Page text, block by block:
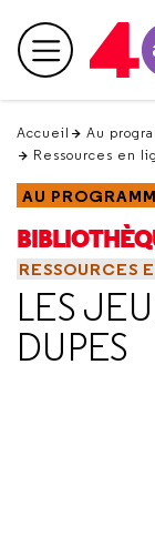
en
haut Menu
Accueil Au
Ressources en
AU
RESSOURCES
LES
DUPES